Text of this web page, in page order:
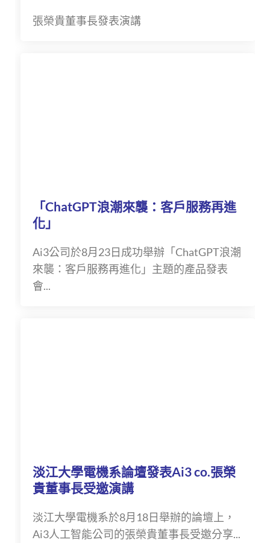
張榮貴董事長發表演講
「ChatGPT浪潮來襲：客戶服務再進
化」
Ai3公司於8月23日成功舉辦「ChatGPT浪潮
來襲：客戶服務再進化」主題的產品發表
會...
淡江大學電機系論壇發表Ai3 co.張榮
貴董事長受邀演講
淡江大學電機系於8月18日舉辦的論壇上，
Ai3人工智能公司的張榮貴董事長受邀分享...